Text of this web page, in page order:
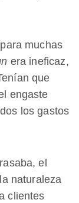
muchas
era ineficaz,
que
engaste
los gastos
el
naturaleza
clientes